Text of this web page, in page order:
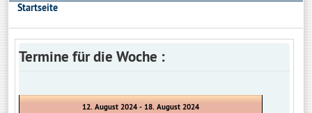
Startseite
Termine für die Woche :
12. August 2024 - 18. August 2024